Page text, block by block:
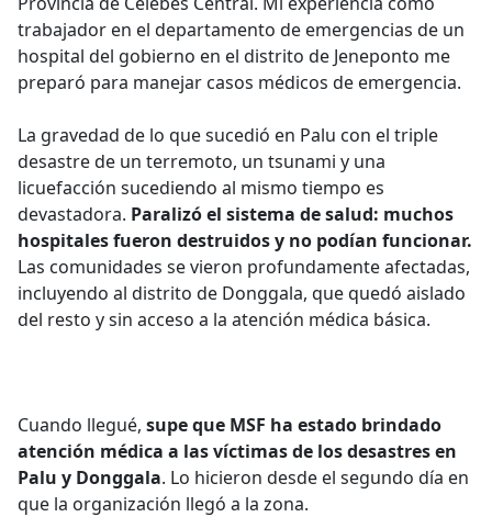
trabajador en el departamento de emergencias de un
hospital del gobierno en el distrito de Jeneponto me
preparó para manejar casos médicos de emergencia.
La gravedad de lo que sucedió en Palu con el triple
desastre de un terremoto, un tsunami y una
licuefacción sucediendo al mismo tiempo es
devastadora. Paralizó el sistema de salud: muchos
hospitales fueron destruidos y no podían funcionar.
Las comunidades se vieron profundamente afectadas,
incluyendo al distrito de Donggala, que quedó aislado
del resto y sin acceso a la atención médica básica.
Cuando llegué, supe que MSF ha estado brindado
atención médica a las víctimas de los desastres en
Palu y Donggala. Lo hicieron desde el segundo día en
que la organización llegó a la zona.